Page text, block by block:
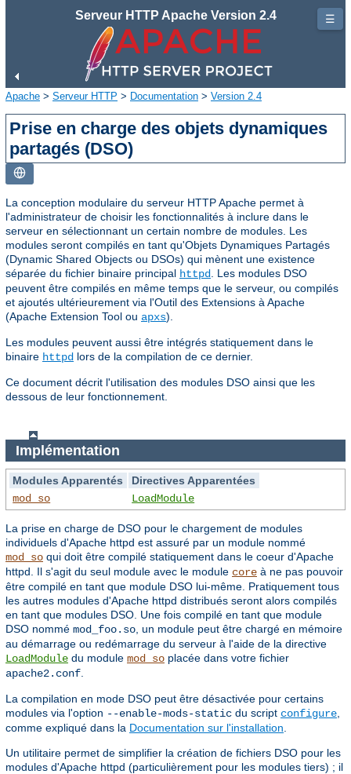
Serveur HTTP Apache Version 2.4
Apache > Serveur HTTP > Documentation > Version 2.4
Prise en charge des objets dynamiques
partagés (DSO)
La conception modulaire du serveur HTTP Apache permet à
l'administrateur de choisir les fonctionnalités à inclure dans le
serveur en sélectionnant un certain nombre de modules. Les
modules seront compilés en tant qu'Objets Dynamiques Partagés
(Dynamic Shared Objects ou DSOs) qui mènent une existence
séparée du fichier binaire principal httpd
. Les modules DSO
peuvent être compilés en même temps que le serveur, ou compilés
et ajoutés ultérieurement via l'Outil des Extensions à Apache
(Apache Extension Tool ou apxs).
Les modules peuvent aussi être intégrés statiquement dans le
binaire httpd lors de la compilation de ce dernier.
Ce document décrit l'utilisation des modules DSO ainsi que les
dessous de leur fonctionnement.
Implémentation
Modules Apparentés
Directives Apparentées
mod_so
LoadModule
La prise en charge de DSO pour le chargement de modules
individuels d'Apache httpd est assuré par un module nommé
mod_so qui doit être compilé statiquement dans le coeur d'Apache
httpd. Il s'agit du seul module avec le module core à ne pas pouvoir
être compilé en tant que module DSO lui-même. Pratiquement tous
les autres modules d'Apache httpd distribués seront alors compilés
en tant que modules DSO. Une fois compilé en tant que module
DSO nommé mod_foo.so , un module peut être chargé en mémoire
au démarrage ou redémarrage du serveur à l'aide de la directive
LoadModule du module mod_so placée dans votre fichier
apache2.conf
La compilation en mode DSO peut être désactivée pour certains
modules via l'option --enable-mods-static du script configure
comme expliqué dans la Documentation sur l'installation
Un utilitaire permet de simplifier la création de fichiers DSO pour les
modules d'Apache httpd (particulièrement pour les modules tiers) ; il
☰